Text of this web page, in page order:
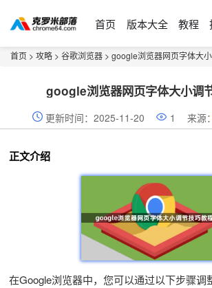
首页 版本大全 教程
首页 > 攻略 > 谷歌浏览器 > google浏览器网页字体大
google浏览器网页字体大小调
更新时间：2025-11-20 1 来源：
正文介绍
在Google浏览器中，您可以通过以下步骤调